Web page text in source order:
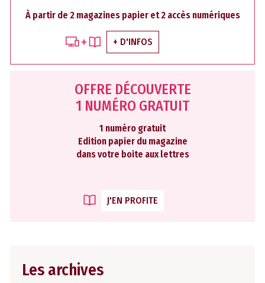
À partir de 2 magazines papier et 2 accès numériques
+ D'INFOS
OFFRE DÉCOUVERTE
1 NUMÉRO GRATUIT
1 numéro gratuit
Edition papier du magazine
dans votre boite aux lettres
J'EN PROFITE
Les archives